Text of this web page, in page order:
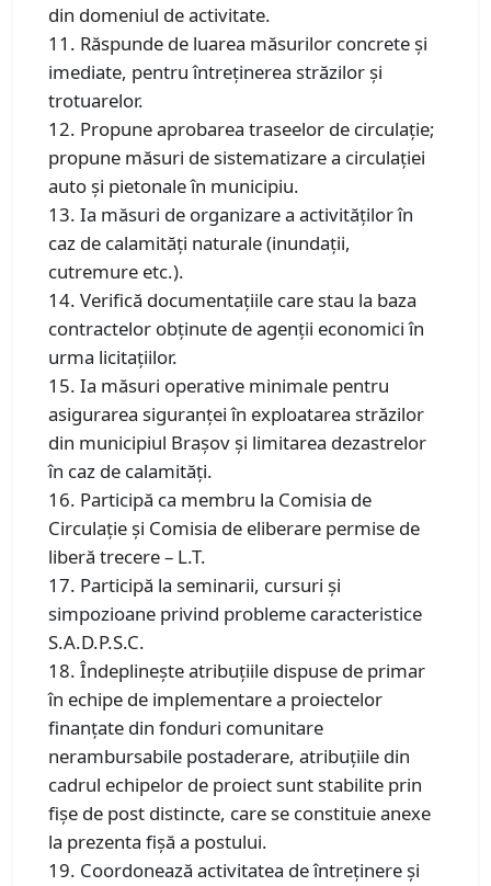
din domeniul de activitate.
11. Răspunde de luarea măsurilor concrete şi
imediate, pentru întreţinerea străzilor şi
trotuarelor.
12. Propune aprobarea traseelor de circulaţie;
propune măsuri de sistematizare a circulaţiei
auto şi pietonale în municipiu.
13. Ia măsuri de organizare a activităţilor în
caz de calamităţi naturale (inundaţii,
cutremure etc.).
14. Verifică documentaţiile care stau la baza
contractelor obţinute de agenţii economici în
urma licitaţiilor.
15. Ia măsuri operative minimale pentru
asigurarea siguranţei în exploatarea străzilor
din municipiul Braşov şi limitarea dezastrelor
în caz de calamităţi.
16. Participă ca membru la Comisia de
Circulaţie și Comisia de eliberare permise de
liberă trecere – L.T.
17. Participă la seminarii, cursuri şi
simpozioane privind probleme caracteristice
S.A.D.P.S.C.
18. Îndeplineşte atribuţiile dispuse de primar
în echipe de implementare a proiectelor
finanţate din fonduri comunitare
nerambursabile postaderare, atribuţiile din
cadrul echipelor de proiect sunt stabilite prin
fişe de post distincte, care se constituie anexe
la prezenta fişă a postului.
19. Coordonează activitatea de întreţinere şi